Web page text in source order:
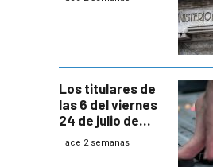
Los titulares de
las 6 del viernes
24 de julio de
2026
Hace 2 semanas